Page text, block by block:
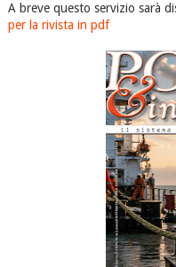
A breve questo servizio sarà
per la rivista in pdf